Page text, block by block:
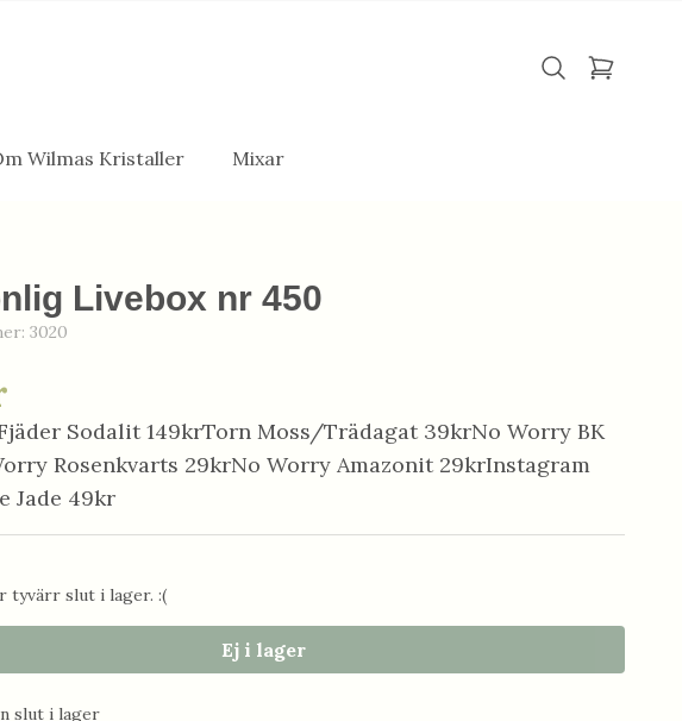
Wilmas Kristaller Mixar
Livebox nr 450
3020
Sodalit 149krTorn Moss/Trädagat 39krNo Worry BK
Rosenkvarts 29krNo Worry Amazonit 29krInstagram
Jade 49kr
tyvärr slut i lager. :(
Ej i lager
slut i lager